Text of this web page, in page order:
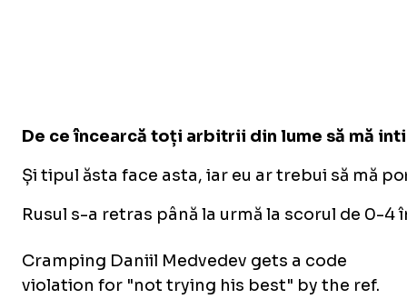
De ce încearcă toți arbitrii din lume să mă
Și tipul ăsta face asta, iar eu ar trebui să mă
Rusul s-a retras până la urmă la scorul de 0-4
Cramping Daniil Medvedev gets a code
violation for "not trying his best" by the ref.